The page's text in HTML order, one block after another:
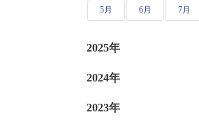
5月 6月 7月
2025年
2024年
2023年